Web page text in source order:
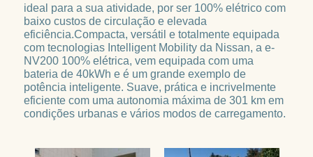
ideal para a sua atividade, por ser 100% elétrico com
baixo custos de circulação e elevada
eficiência.Compacta, versátil e totalmente equipada
com tecnologias Intelligent Mobility da Nissan, a e-
NV200 100% elétrica, vem equipada com uma
bateria de 40kWh e é um grande exemplo de
potência inteligente. Suave, prática e incrivelmente
eficiente com uma autonomia máxima de 301 km em
condições urbanas e vários modos de carregamento.